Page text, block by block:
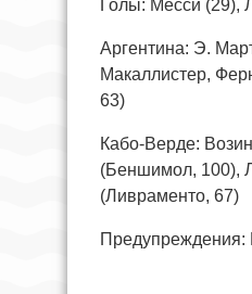
Голы: Месси (29),
Аргентина: Э.
Макаллистер,
63)
Кабо-Верде:
(Беншимол, 100),
(Ливраменто, 67)